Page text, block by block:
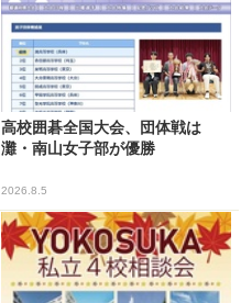
高校囲碁全国大会、団体戦は
灘・南山女子部が優勝
2026.8.5